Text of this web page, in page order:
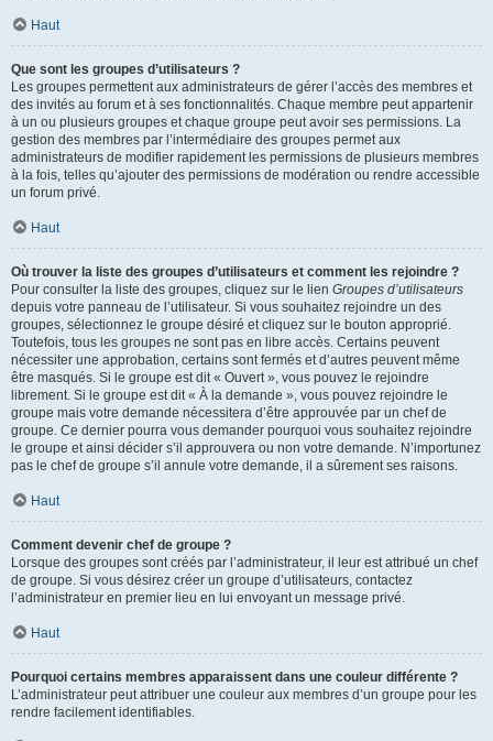
Haut
Que sont les groupes d’utilisateurs ?
Les groupes permettent aux administrateurs de gérer l’accès des membres et
des invités au forum et à ses fonctionnalités. Chaque membre peut appartenir
à un ou plusieurs groupes et chaque groupe peut avoir ses permissions. La
gestion des membres par l’intermédiaire des groupes permet aux
administrateurs de modifier rapidement les permissions de plusieurs membres
à la fois, telles qu’ajouter des permissions de modération ou rendre accessible
un forum privé.
Haut
Où trouver la liste des groupes d’utilisateurs et comment les rejoindre ?
Pour consulter la liste des groupes, cliquez sur le lien Groupes d’utilisateurs
depuis votre panneau de l’utilisateur. Si vous souhaitez rejoindre un des
groupes, sélectionnez le groupe désiré et cliquez sur le bouton approprié.
Toutefois, tous les groupes ne sont pas en libre accès. Certains peuvent
nécessiter une approbation, certains sont fermés et d’autres peuvent même
être masqués. Si le groupe est dit « Ouvert », vous pouvez le rejoindre
librement. Si le groupe est dit « À la demande », vous pouvez rejoindre le
groupe mais votre demande nécessitera d’être approuvée par un chef de
groupe. Ce dernier pourra vous demander pourquoi vous souhaitez rejoindre
le groupe et ainsi décider s’il approuvera ou non votre demande. N’importunez
pas le chef de groupe s’il annule votre demande, il a sûrement ses raisons.
Haut
Comment devenir chef de groupe ?
Lorsque des groupes sont créés par l’administrateur, il leur est attribué un chef
de groupe. Si vous désirez créer un groupe d’utilisateurs, contactez
l’administrateur en premier lieu en lui envoyant un message privé.
Haut
Pourquoi certains membres apparaissent dans une couleur différente ?
L’administrateur peut attribuer une couleur aux membres d’un groupe pour les
rendre facilement identifiables.